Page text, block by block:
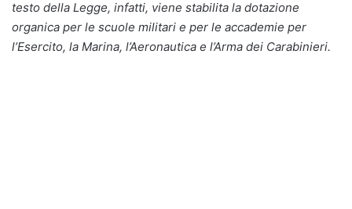
testo della Legge, infatti, viene stabilita la dotazione
organica per le scuole militari e per le accademie per
l’Esercito, la Marina, l’Aeronautica e l’Arma dei Carabinieri.